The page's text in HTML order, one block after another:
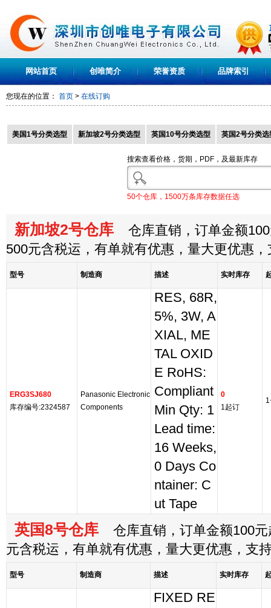
网站首页 创唯简介 荣誉资质 品牌索引
您现在的位置： 首页 > 在线订购
美国1号分类选型 新加坡2号分类选型 英国10号分类选型 英国2号分类选
搜索查看价格，货期，PDF，及最新库存
50个仓库，1500万条库存数据任选
新加坡2号仓库 仓库直销，订单金额
500元含税运，有单就有优惠，量大更优惠
型号 制造商 描述 实时库存
ERG3SJ680
库存编号:2324587
Panasonic Electronic
Components
RES, 68R,
5%, 3W, A
XIAL, ME
TAL OXID
E RoHS:
Compliant
Min Qty: 1
Lead time:
16 Weeks,
0 Days Co
ntainer: C
ut Tape
0
1起订
英国8号仓库 仓库直销，订单金额100元
元含税运，有单就有优惠，量大更优惠，支
型号 制造商 描述 实时库存
FIXED RE